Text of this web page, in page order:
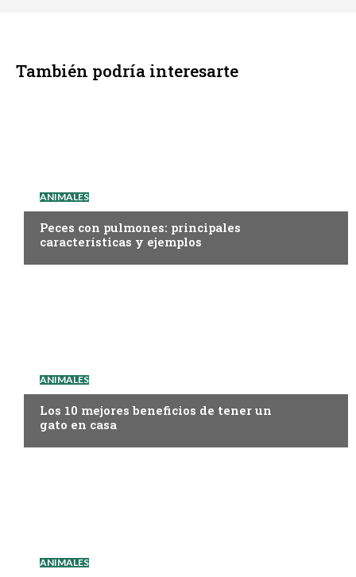
También podría interesarte
ANIMALES
Peces con pulmones: principales
características y ejemplos
ANIMALES
Los 10 mejores beneficios de tener un
gato en casa
ANIMALES